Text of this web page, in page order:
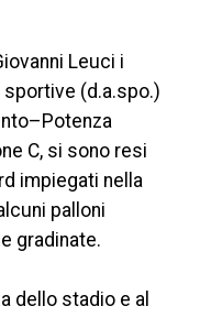
Leuci i
(d.a.spo.)
C, si sono resi
impiegati nella
palloni
gradinate.
dello stadio e al